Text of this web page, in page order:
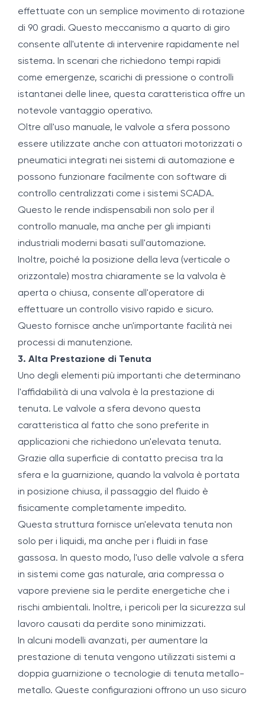
effettuate con un semplice movimento di rotazione
di 90 gradi. Questo meccanismo a quarto di giro
consente all'utente di intervenire rapidamente nel
sistema. In scenari che richiedono tempi rapidi
come emergenze, scarichi di pressione o controlli
istantanei delle linee, questa caratteristica offre un
notevole vantaggio operativo.
Oltre all'uso manuale, le valvole a sfera possono
essere utilizzate anche con attuatori motorizzati o
pneumatici integrati nei sistemi di automazione e
possono funzionare facilmente con software di
controllo centralizzati come i sistemi SCADA.
Questo le rende indispensabili non solo per il
controllo manuale, ma anche per gli impianti
industriali moderni basati sull'automazione.
Inoltre, poiché la posizione della leva (verticale o
orizzontale) mostra chiaramente se la valvola è
aperta o chiusa, consente all'operatore di
effettuare un controllo visivo rapido e sicuro.
Questo fornisce anche un'importante facilità nei
processi di manutenzione.
3. Alta Prestazione di Tenuta
Uno degli elementi più importanti che determinano
l'affidabilità di una valvola è la prestazione di
tenuta. Le valvole a sfera devono questa
caratteristica al fatto che sono preferite in
applicazioni che richiedono un'elevata tenuta.
Grazie alla superficie di contatto precisa tra la
sfera e la guarnizione, quando la valvola è portata
in posizione chiusa, il passaggio del fluido è
fisicamente completamente impedito.
Questa struttura fornisce un'elevata tenuta non
solo per i liquidi, ma anche per i fluidi in fase
gassosa. In questo modo, l'uso delle valvole a sfera
in sistemi come gas naturale, aria compressa o
vapore previene sia le perdite energetiche che i
rischi ambientali. Inoltre, i pericoli per la sicurezza sul
lavoro causati da perdite sono minimizzati.
In alcuni modelli avanzati, per aumentare la
prestazione di tenuta vengono utilizzati sistemi a
doppia guarnizione o tecnologie di tenuta metallo-
metallo. Queste configurazioni offrono un uso sicuro